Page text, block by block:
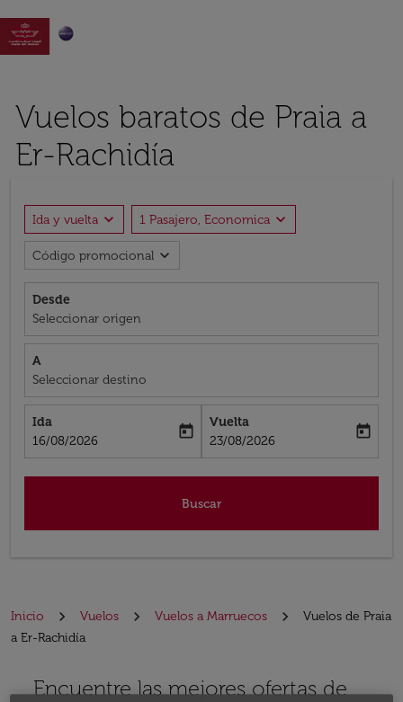

Vuelos baratos de Praia a
Er-Rachidía
Ida y vuelta expand_more 1 Pasajero, Economica expand_more
Código promocional expand_more
Desde
Seleccionar origen
A
Seleccionar destino
Ida
fc-booking-departure-date-aria-label
16/08/2026
today
Vuelta
fc-booking-return-date-aria-label
23/08/2026
today
Buscar
Inicio Vuelos Vuelos a Marruecos
Vuelos de Praia
a Er-Rachidía
Encuentre las mejores ofertas de
Por favor, intente actualizar su ruta (origen y / o